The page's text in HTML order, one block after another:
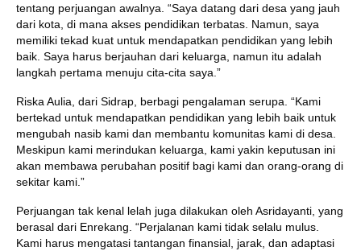
tentang perjuangan awalnya. “Saya datang dari desa yang jauh
dari kota, di mana akses pendidikan terbatas. Namun, saya
memiliki tekad kuat untuk mendapatkan pendidikan yang lebih
baik. Saya harus berjauhan dari keluarga, namun itu adalah
langkah pertama menuju cita-cita saya.”
Riska Aulia, dari Sidrap, berbagi pengalaman serupa. “Kami
bertekad untuk mendapatkan pendidikan yang lebih baik untuk
mengubah nasib kami dan membantu komunitas kami di desa.
Meskipun kami merindukan keluarga, kami yakin keputusan ini
akan membawa perubahan positif bagi kami dan orang-orang di
sekitar kami.”
Perjuangan tak kenal lelah juga dilakukan oleh Asridayanti, yang
berasal dari Enrekang. “Perjalanan kami tidak selalu mulus.
Kami harus mengatasi tantangan finansial, jarak, dan adaptasi